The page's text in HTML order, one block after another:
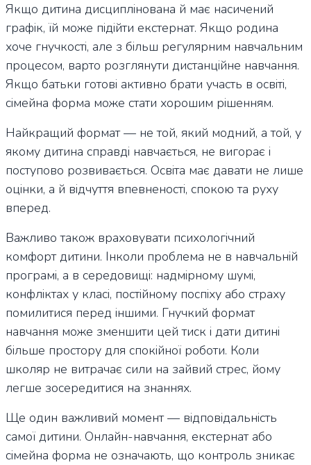
Якщо дитина дисциплінована й має насичений
графік, їй може підійти екстернат. Якщо родина
хоче гнучкості, але з більш регулярним навчальним
процесом, варто розглянути дистанційне навчання.
Якщо батьки готові активно брати участь в освіті,
сімейна форма може стати хорошим рішенням.
Найкращий формат — не той, який модний, а той, у
якому дитина справді навчається, не вигорає і
поступово розвивається. Освіта має давати не лише
оцінки, а й відчуття впевненості, спокою та руху
вперед.
Важливо також враховувати психологічний
комфорт дитини. Інколи проблема не в навчальній
програмі, а в середовищі: надмірному шумі,
конфліктах у класі, постійному поспіху або страху
помилитися перед іншими. Гнучкий формат
навчання може зменшити цей тиск і дати дитині
більше простору для спокійної роботи. Коли
школяр не витрачає сили на зайвий стрес, йому
легше зосередитися на знаннях.
Ще один важливий момент — відповідальність
самої дитини. Онлайн-навчання, екстернат або
сімейна форма не означають, що контроль зникає